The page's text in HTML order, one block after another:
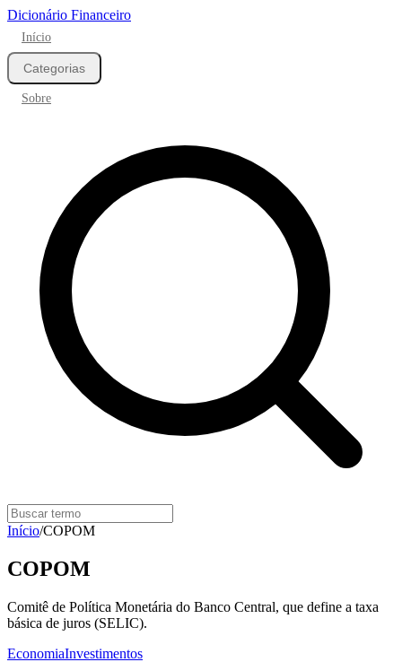
Dicionário Financeiro
Início
Categorias
Sobre
Início/COPOM
COPOM
Comitê de Política Monetária do Banco Central, que define a taxa
básica de juros (SELIC).
EconomiaInvestimentos